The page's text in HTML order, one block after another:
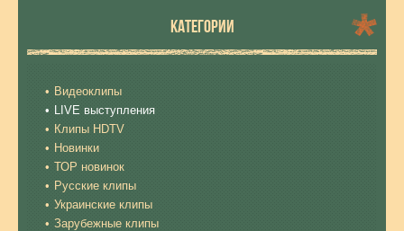
КАТЕГОРИИ
Видеоклипы
LIVE выступления
Клипы HDTV
Новинки
ТОР новинок
Русские клипы
Украинские клипы
Зарубежные клипы